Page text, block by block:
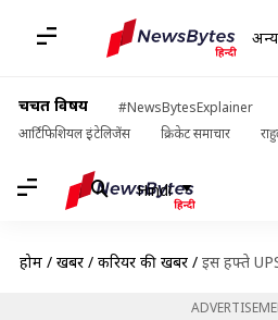
अन्य
चर्चित विषय #NewsBytesExplainer
आर्टिफिशियल इंटेलिजेंस
क्रिकेट समाचार
Hindi
होम / खबरें / करियर की खबरें / इस हफ्ते UPSC